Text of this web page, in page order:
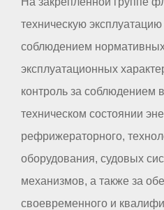
техническую
соблюдением
эксплуатационных
контроль за соблюдением
техническом состоянии
рефрижераторного,
оборудования, судовых
механизмов, а также за
своевременного и